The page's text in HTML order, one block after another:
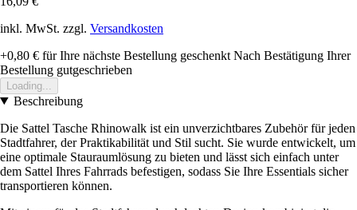
inkl. MwSt. zzgl. Versandkosten
+0,80 € für Ihre nächste Bestellung geschenkt Nach Bestätigung Ihrer
Bestellung gutgeschrieben
Loading...
Beschreibung
Die Sattel Tasche Rhinowalk ist ein unverzichtbares Zubehör für jeden
Stadtfahrer, der Praktikabilität und Stil sucht. Sie wurde entwickelt, um
eine optimale Stauraumlösung zu bieten und lässt sich einfach unter
dem Sattel Ihres Fahrrads befestigen, sodass Sie Ihre Essentials sicher
transportieren können.